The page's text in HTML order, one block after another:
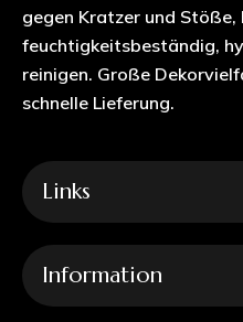
gegen Kratzer und Stöße,
feuchtigkeitsbeständig,
reinigen. Große
schnelle Lieferung.
Links
Information